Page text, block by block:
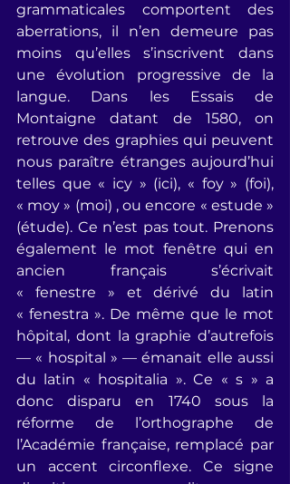
grammaticales comportent des
aberrations, il n’en demeure pas
moins qu’elles s’inscrivent dans
une évolution progressive de la
langue. Dans les Essais de
Montaigne datant de 1580, on
retrouve des graphies qui peuvent
nous paraître étranges aujourd’hui
telles que « icy » (ici), « foy » (foi),
« moy » (moi) , ou encore « estude »
(étude). Ce n’est pas tout. Prenons
également le mot fenêtre qui en
ancien français s’écrivait
« fenestre » et dérivé du latin
« fenestra ». De même que le mot
hôpital, dont la graphie d’autrefois
— « hospital » — émanait elle aussi
du latin « hospitalia ». Ce « s » a
donc disparu en 1740 sous la
réforme de l’orthographe de
l’Académie française, remplacé par
un accent circonflexe. Ce signe